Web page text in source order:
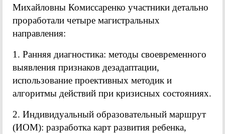
Михайловны Комиссаренко участники детально
проработали четыре магистральных
направления:
1. Ранняя диагностика: методы своевременного
выявления признаков дезадаптации,
использование проективных методик и
алгоритмы действий при кризисных состояниях.
2. Индивидуальный образовательный маршрут
(ИОМ): разработка карт развития ребенка,